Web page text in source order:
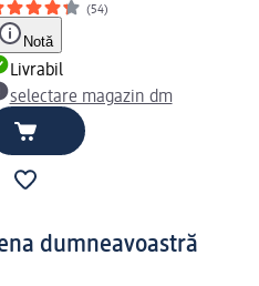
(54)
Notă
Livrabil
selectare magazin dm
dumneavoastră